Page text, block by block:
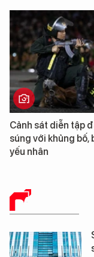
Trung Quốc phát
cao su tự nhiên” từ
loài cỏ dại mọc trên
BÁO CHÍ SỐ